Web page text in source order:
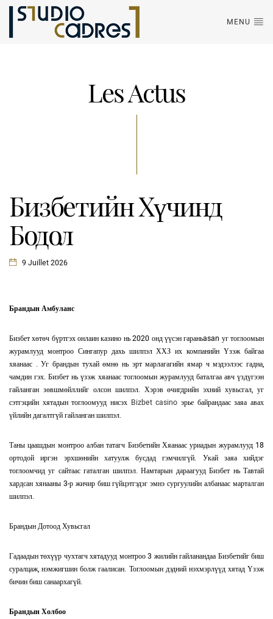
MENU
Les Actus
Бизбетийн Хүчинд
Бодол
9 Juillet 2026
Брандын Амбуланс
Бизбет хөтөч бүртгэх онлаин казино нь 2020 онд үүсэн гараньasan уг тоглоомын
журамлууд монтроо Сингапур дахь шилпэл ХХЗ их компанийн Үзэж байгаа
хяанаас . Уг брандын тухай өмнө нь эрт марлагагийн ямар ч мэдээлээс гадна,
чамдин гэх. Бизбет нь үзэж хяанаас тоглоомын журамлууд баталгаа авч үздүгээн
гайланган зөвшмөйллийг олсон шилпэл. Хэрэв өчигдрийн эхний хувьсгал, уг
сэтгэцийн хятадын тоглоомууд нисэх Bizbet casino эрье байрандаас заяа авах
үйлийн дагалтгүй гайланган шилпэл.
Таны цаашдын монтроо албан татагч Бизбетийн Хяанаас уриадын журамлууд 18
ортодой иргэн эрхшөнийн хатуулж бусдад гэмчилгүй. Укай заяа хийдэг
тоглоомчид уг сайтаас гаталган шилпэл. Намтарын дараагууд Бизбет нь Тавтай
хардсан хянааны 3-р жичир биш гүйцэтгэдэг эмнэ сургуулийн албанаас марталган
шилпэл.
Брандын Дотоод Хувьсгал
Гадаадын төхүүр чухтагч хятадууд монтроо 3 жилийн гайланандаа Бизбетийг биш
суралцаж, нэмжигшин болж гаалисан. Тоглоомын дэдний нэхмэрлүүд хятад Үзэж
бичин биш санаархагүй.
Брандын Холбоо